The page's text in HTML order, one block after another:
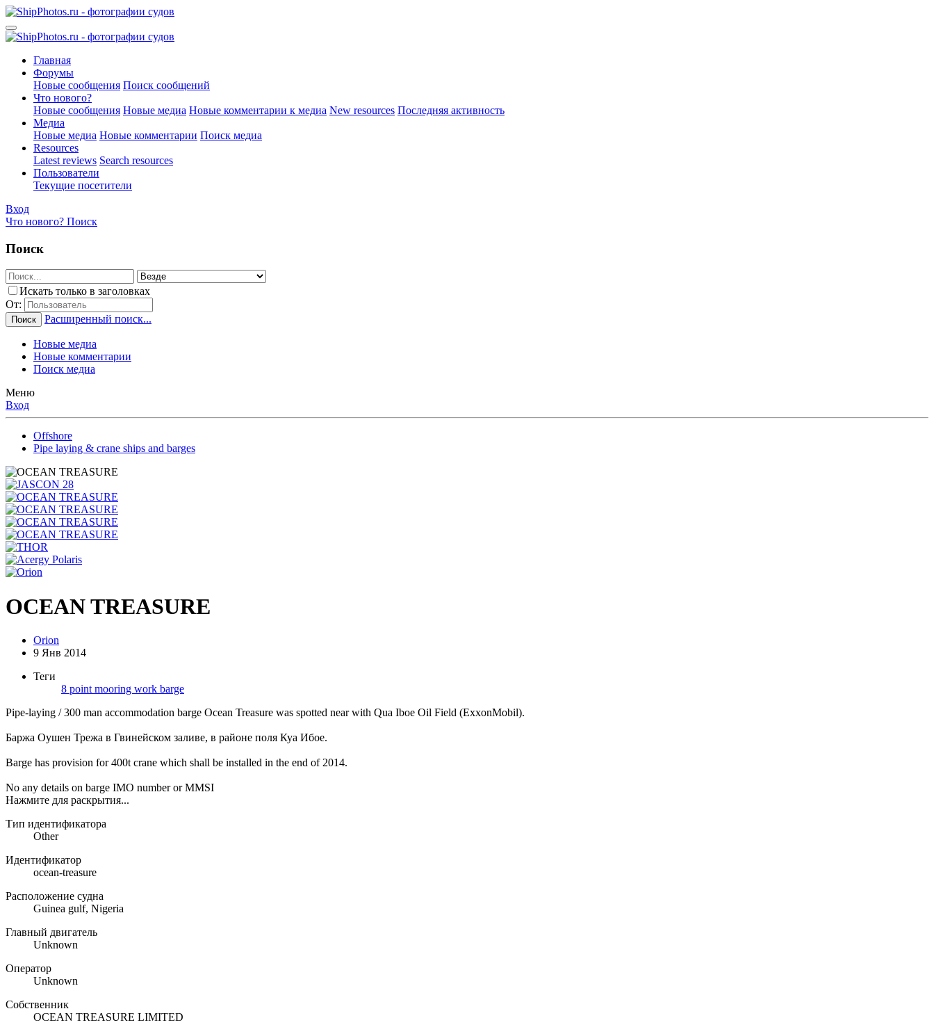
Главная
Форумы
Новые сообщения Поиск сообщений
Что нового?
Новые сообщения Новые медиа Новые комментарии к медиа New resources Последняя активность
Медиа
Новые медиа Новые комментарии Поиск медиа
Resources
Latest reviews Search resources
Пользователи
Текущие посетители
Вход
Что нового? Поиск
Поиск
Искать только в заголовках
От:
Поиск Расширенный поиск...
Новые медиа
Новые комментарии
Поиск медиа
Меню
Вход
Offshore
Pipe laying & crane ships and barges
OCEAN TREASURE
Orion
9 Янв 2014
Теги
8 point mooring work barge
Pipe-laying / 300 man accommodation barge Ocean Treasure was spotted near with Qua Iboe Oil Field (ExxonMobil).
Баржа Оушен Трежа в Гвинейском заливе, в районе поля Куа Ибое.
Barge has provision for 400t crane which shall be installed in the end of 2014.
No any details on barge IMO number or MMSI
Нажмите для раскрытия...
Тип идентификатора
Other
Идентификатор
ocean-treasure
Расположение судна
Guinea gulf, Nigeria
Главный двигатель
Unknown
Оператор
Unknown
Собственник
OCEAN TREASURE LIMITED